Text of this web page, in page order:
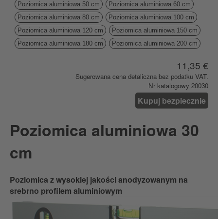
Poziomica aluminiowa 50 cm
Poziomica aluminiowa 60 cm
Poziomica aluminiowa 80 cm
Poziomica aluminiowa 100 cm
Poziomica aluminiowa 120 cm
Poziomica aluminiowa 150 cm
Poziomica aluminiowa 180 cm
Poziomica aluminiowa 200 cm
11,35 €
Sugerowana cena detaliczna bez podatku VAT.
Nr katalogowy 20030
Kupuj bezpiecznie
Poziomica aluminiowa 30
cm
Poziomica z wysokiej jakości anodyzowanym na
srebrno profilem aluminiowym